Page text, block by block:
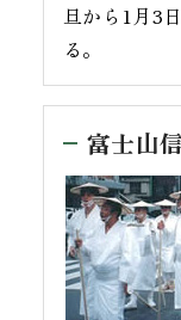
旦から1月3
る。
富士山